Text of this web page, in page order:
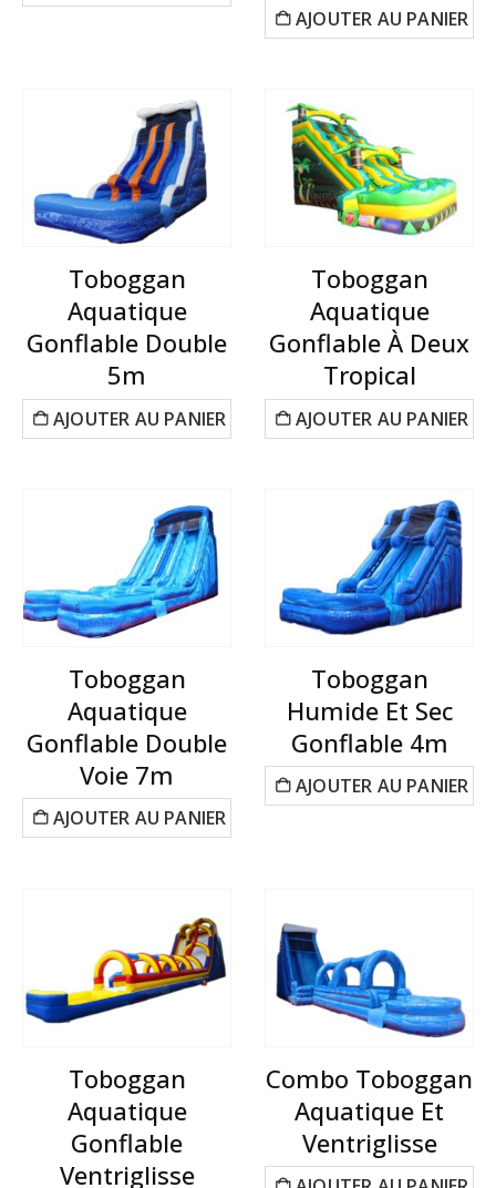
AJOUTER AU PANIER
Toboggan
Aquatique
Gonflable Double
5m
AJOUTER AU PANIER
Toboggan
Aquatique
Gonflable À Deux
Tropical
AJOUTER AU PANIER
Toboggan
Aquatique
Gonflable Double
Voie 7m
AJOUTER AU PANIER
Toboggan
Humide Et Sec
Gonflable 4m
AJOUTER AU PANIER
Toboggan
Aquatique
Gonflable
Ventriglisse
Combo Toboggan
Aquatique Et
Ventriglisse